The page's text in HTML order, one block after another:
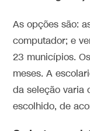
As opções são:
computador; e
23 municípios.
meses. A
da seleção varia
escolhido, de